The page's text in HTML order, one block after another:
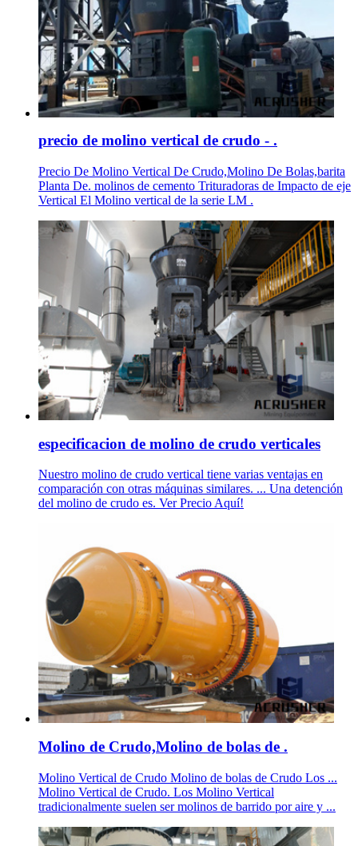
precio de molino vertical de crudo - .
Precio De Molino Vertical De Crudo,Molino De Bolas,barita
Planta De. molinos de cemento Trituradoras de Impacto de eje
Vertical El Molino vertical de la serie LM .
especificacion de molino de crudo verticales
Nuestro molino de crudo vertical tiene varias ventajas en
comparación con otras máquinas similares. ... Una detención
del molino de crudo es. Ver Precio Aquí!
Molino de Crudo,Molino de bolas de .
Molino Vertical de Crudo Molino de bolas de Crudo Los ...
Molino Vertical de Crudo. Los Molino Vertical
tradicionalmente suelen ser molinos de barrido por aire y ...